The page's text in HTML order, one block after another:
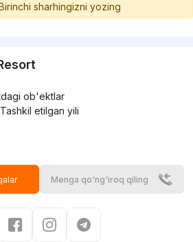
sharhingizni yozing
ob'ektlar
Tashkil etilgan yili
Menga qo'ng'iroq qiling